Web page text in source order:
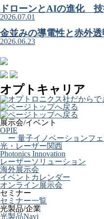
ドローンとAIの進化
2026.07.01
金並みの導電性と赤外
2026.06.23
オプトキャリア
展示会/イベント
OPIE
ー 量子イノベーションフ
光・レーザー関西
Photonics Innovation
レーザーソリューション
海外展示会
イベントカレンダー
オンライン展示会
セミナー
セミナー一覧
光製品/企業
光製品Navi